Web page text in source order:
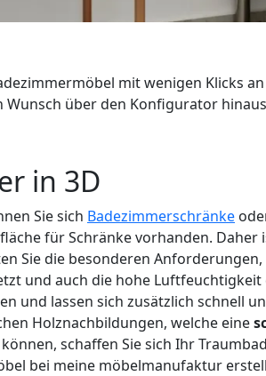
mit wenigen Klicks
Wunsch über den Konfigurator
in 3D
Sie sich Badezimmerschränke
für Schränke vorhanden. Daher
Sie die besonderen
und auch die hohe
und lassen sich zusätzlich schnell
Holznachbildungen, welche eine
schaffen Sie sich Ihr
bei meine möbelmanufaktur